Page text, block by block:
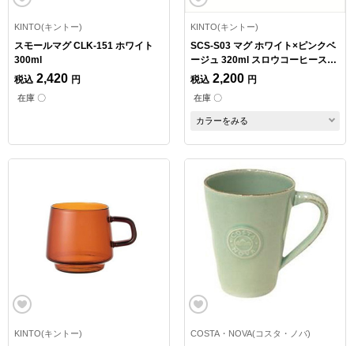
KINTO(キントー)
スモールマグ CLK-151 ホワイト
300ml
税込 2,420 円
在庫 〇
KINTO(キントー)
SCS-S03 マグ ホワイト×ピンクベ
ージュ 320ml スロウコーヒースタ
イル
税込 2,200 円
在庫 〇
カラーをみる
KINTO(キントー) COSTA・NOVA(コスタ・ノバ)